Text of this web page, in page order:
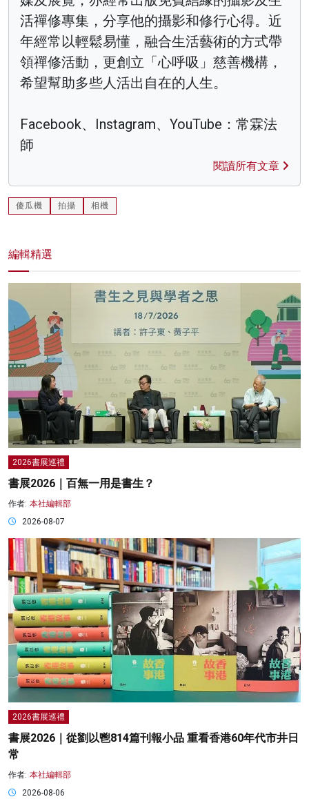
活禪修專集，分享他的攝影和修行心得。近
年經常以輕鬆易懂，融合生活藝術的方式帶
領禪修活動，更創立「心呼吸」慈善機構，
希望幫助多些人活出自在的人生。
Facebook、Instagram、YouTube：常霖法
師
閱讀所有文章
傻瓜機 拍攝 相機
編輯精選
2026書展巡禮
書展2026｜百無一用是書生？
作者: 本社編輯部
2026-08-07
2026書展巡禮
書展2026｜從劉以鬯814篇刊報小品 重看香港60年代市井日
常
作者: 本社編輯部
2026-08-06